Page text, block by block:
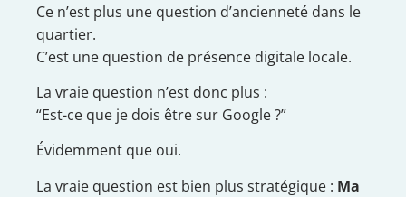
Ce n’est plus une question d’ancienneté dans le
quartier.
C’est une question de présence digitale locale.
La vraie question n’est donc plus :
“Est-ce que je dois être sur Google ?”
Évidemment que oui.
La vraie question est bien plus stratégique : Ma